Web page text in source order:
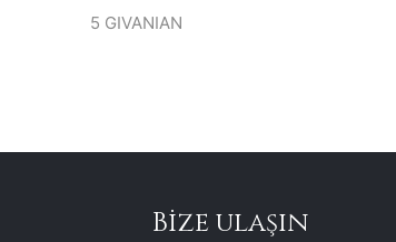
5 GIVANIAN
Bize ulaşın